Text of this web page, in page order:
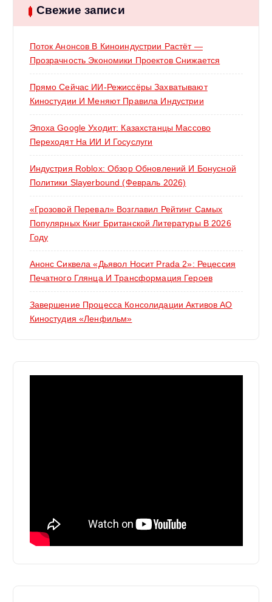
: Свежие записи
Поток Анонсов В Киноиндустрии Растёт —
Прозрачность Экономики Проектов Снижается
Прямо Сейчас ИИ-Режиссёры Захватывают
Киностудии И Меняют Правила Индустрии
Эпоха Google Уходит: Казахстанцы Массово
Переходят На ИИ И Госуслуги
Индустрия Roblox: Обзор Обновлений И Бонусной
Политики Slayerbound (февраль 2026)
«Грозовой Перевал» Возглавил Рейтинг Самых
Популярных Книг Британской Литературы В 2026
Году
Анонс Сиквела «Дьявол Носит Prada 2»: Рецессия
Печатного Глянца И Трансформация Героев
Завершение Процесса Консолидации Активов АО
Киностудия «Ленфильм»